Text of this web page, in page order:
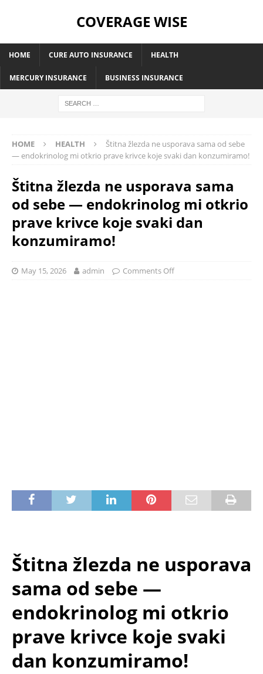
COVERAGE WISE
HOME CURE AUTO INSURANCE HEALTH
MERCURY INSURANCE BUSINESS INSURANCE
HOME HEALTH
Štitna žlezda ne usporava sama od sebe
— endokrinolog mi otkrio prave krivce koje svaki dan konzumiramo!
Štitna žlezda ne usporava sama
od sebe — endokrinolog mi otkrio
prave krivce koje svaki dan
konzumiramo!
May 15, 2026 admin Comments Off
Štitna žlezda ne usporava
sama od sebe —
endokrinolog mi otkrio
prave krivce koje svaki
dan konzumiramo!